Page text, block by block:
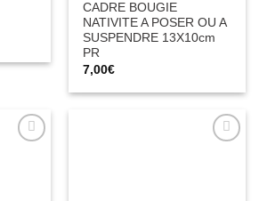
CADRE BOUGIE
NATIVITE A POSER OU A
SUSPENDRE 13X10cm
PR
7,00€